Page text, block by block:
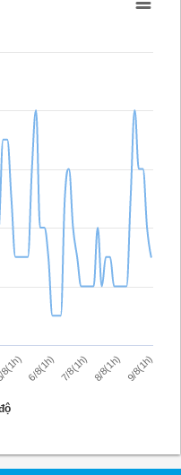
6/8(1h) 7/8(1h) 8/8(1h) 9/8(1h)